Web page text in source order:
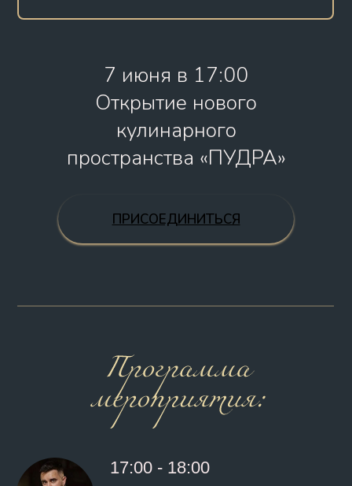
ПРИСОЕДИНИТЬСЯ
7 июня в 17:00
Открытие нового
кулинарного
пространства «ПУДРА»
17:00 - 18:00